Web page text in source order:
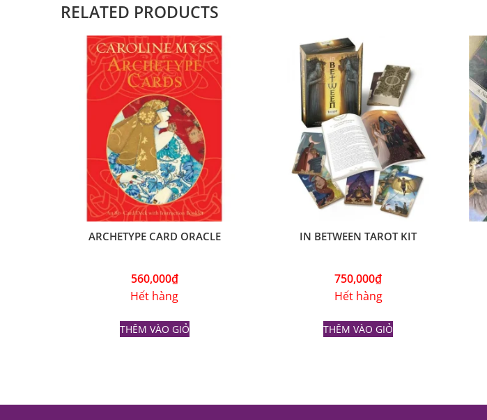
RELATED PRODUCTS
ARCHETYPE CARD ORACLE
560,000₫
Hết hàng
THÊM VÀO GIỎ
IN BETWEEN TAROT KIT
750,000₫
Hết hàng
THÊM VÀO GIỎ